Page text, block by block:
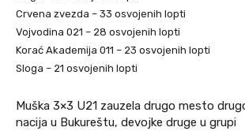
Crvena zvezda – 33 osvojenih lopti
Vojvodina 021 – 28 osvojenih lopti
Korać Akademija 011 – 23 osvojenih lopti
Sloga – 21 osvojenih lopti
Muška 3×3 U21 zauzela drugo mesto
nacija u Bukureštu, devojke druge u grupi